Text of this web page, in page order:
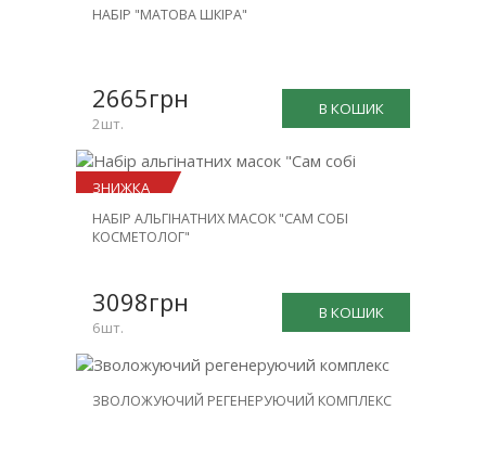
НОВИНКА
-25%
НАБІР "МАТОВА ШКІРА"
В КОШИК
2665грн
2шт.
ЗНИЖКА
-23%
НАБІР АЛЬГІНАТНИХ МАСОК "САМ СОБІ
КОСМЕТОЛОГ"
В КОШИК
3098грн
6шт.
НОВИНКА
ЗВОЛОЖУЮЧИЙ РЕГЕНЕРУЮЧИЙ КОМПЛЕКС